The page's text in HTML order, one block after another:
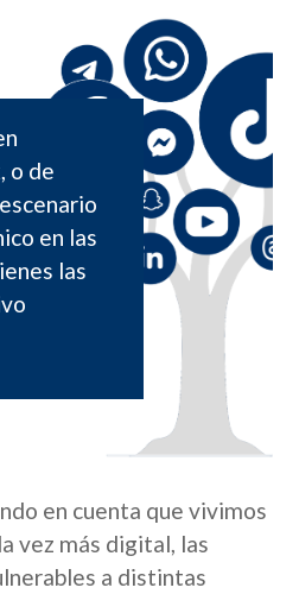
o de
en las
las
en cuenta que vivimos
vez más digital, las
a distintas